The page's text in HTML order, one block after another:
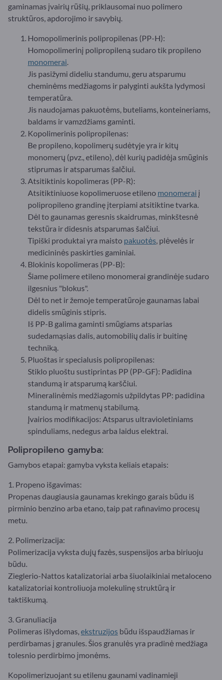
gaminamas įvairių rūšių, priklausomai nuo polimero
struktūros, apdorojimo ir savybių.
Homopolimerinis polipropilenas (PP-H):
Homopolimerinį polipropileną sudaro tik propileno
monomerai.
Jis pasižymi dideliu standumu, geru atsparumu
cheminėms medžiagoms ir palyginti aukšta lydymosi
temperatūra.
Jis naudojamas pakuotėms, buteliams, konteineriams,
baldams ir vamzdžiams gaminti.
Kopolimerinis polipropilenas:
Be propileno, kopolimerų sudėtyje yra ir kitų
monomerų (pvz., etileno), dėl kurių padidėja smūginis
stiprumas ir atsparumas šalčiui.
Atsitiktinis kopolimeras (PP-R):
Atsitiktiniuose kopolimeruose etileno monomerai į
polipropileno grandinę įterpiami atsitiktine tvarka.
Dėl to gaunamas geresnis skaidrumas, minkštesnė
tekstūra ir didesnis atsparumas šalčiui.
Tipiški produktai yra maisto pakuotės, plėvelės ir
medicininės paskirties gaminiai.
Blokinis kopolimeras (PP-B):
Šiame polimere etileno monomerai grandinėje sudaro
ilgesnius "blokus".
Dėl to net ir žemoje temperatūroje gaunamas labai
didelis smūginis stipris.
Iš PP-B galima gaminti smūgiams atsparias
sudedamąsias dalis, automobilių dalis ir buitinę
techniką.
Pluoštas ir specialusis polipropilenas:
Stiklo pluoštu sustiprintas PP (PP-GF): Padidina
standumą ir atsparumą karščiui.
Mineralinėmis medžiagomis užpildytas PP: padidina
standumą ir matmenų stabilumą.
Įvairios modifikacijos: Atsparus ultravioletiniams
spinduliams, nedegus arba laidus elektrai.
Polipropileno gamyba:
Gamybos etapai: gamyba vyksta keliais etapais:
1. Propeno išgavimas:
Propenas daugiausia gaunamas krekingo garais būdu iš
pirminio benzino arba etano, taip pat rafinavimo procesų
metu.
2. Polimerizacija:
Polimerizacija vyksta dujų fazės, suspensijos arba biriuoju
būdu.
Zieglerio-Nattos katalizatoriai arba šiuolaikiniai metaloceno
katalizatoriai kontroliuoja molekulinę struktūrą ir
taktiškumą.
3. Granuliacija
Polimeras išlydomas,ekstruzijos būdu išspaudžiamas ir
perdirbamas į granules. Šios granulės yra pradinė medžiaga
tolesnio perdirbimo įmonėms.
Kopolimerizuojant su etilenu gaunami vadinamieji